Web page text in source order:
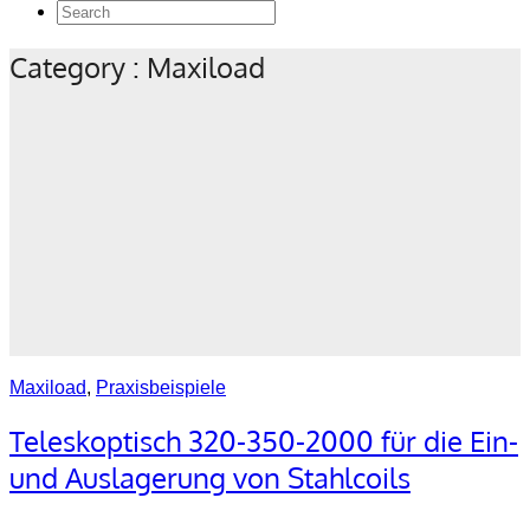
Category : Maxiload
Maxiload, Praxisbeispiele
Teleskoptisch 320-350-2000 für die Ein-
und Auslagerung von Stahlcoils